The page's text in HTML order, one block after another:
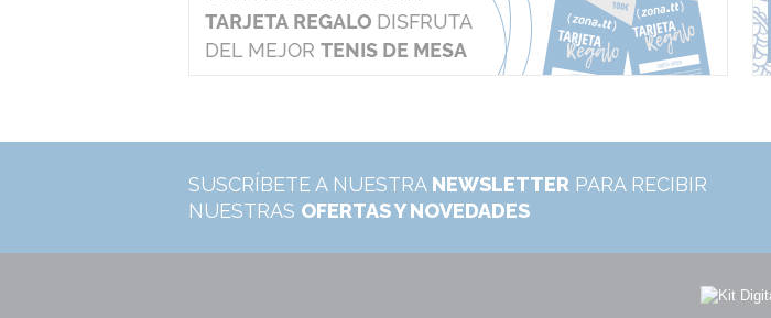
SUSCRÍBETE A NUESTRA NEWSLETTER PARA RECIBIR
NUESTRAS OFERTAS Y NOVEDADES